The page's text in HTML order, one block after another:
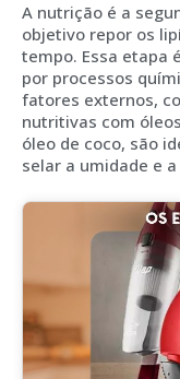
A nutrição é a
objetivo repor os
tempo. Essa etapa
por processos
fatores externos,
nutritivas com
óleo de coco, são
selar a umidade e